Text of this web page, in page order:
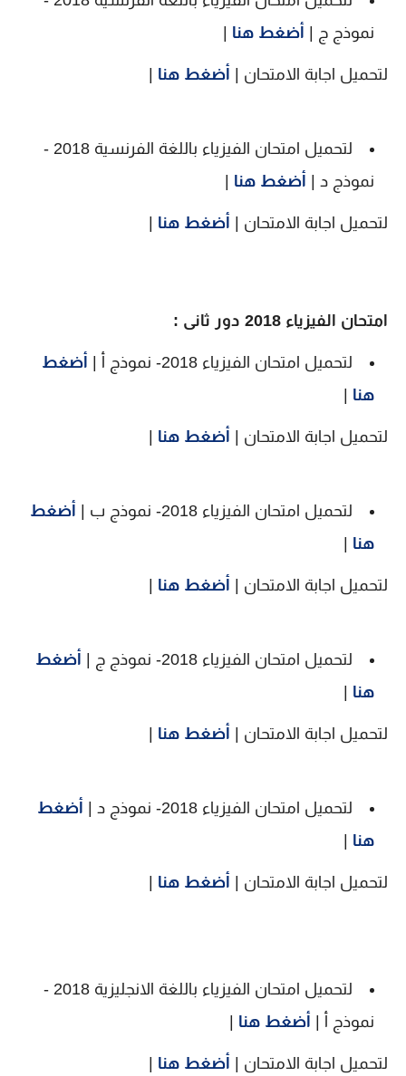
نموذج ج | أضغط هنا
لتحميل اجابة الامتحان | أضغط هنا
لتحميل امتحان الفيزياء باللغة الفرنسية 2018 -
نموذج د | أضغط هنا
لتحميل اجابة الامتحان | أضغط هنا
امتحان الفيزياء 2018 دور ثانى :
لتحميل امتحان الفيزياء 2018- نموذج أ |
أضغط
هنا
لتحميل اجابة الامتحان | أضغط هنا
لتحميل امتحان الفيزياء 2018- نموذج ب |
أضغط
هنا
لتحميل اجابة الامتحان | أضغط هنا
لتحميل امتحان الفيزياء 2018- نموذج ج |
أضغط
هنا
لتحميل اجابة الامتحان | أضغط هنا
لتحميل امتحان الفيزياء 2018- نموذج د |
أضغط
هنا
لتحميل اجابة الامتحان | أضغط هنا
لتحميل امتحان الفيزياء باللغة الانجليزية 2018 -
نموذج أ | أضغط هنا
لتحميل اجابة الامتحان | أضغط هنا